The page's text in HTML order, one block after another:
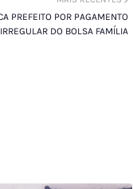
PREFEITO POR PAGAMENTO
IRREGULAR DO BOLSA FAMÍLIA